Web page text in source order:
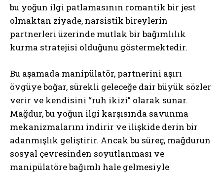
bu yoğun ilgi patlamasının romantik bir jest
olmaktan ziyade, narsistik bireylerin
partnerleri üzerinde mutlak bir bağımlılık
kurma stratejisi olduğunu göstermektedir.
Bu aşamada manipülatör, partnerini aşırı
övgüye boğar, sürekli geleceğe dair büyük sözler
verir ve kendisini “ruh ikizi” olarak sunar.
Mağdur, bu yoğun ilgi karşısında savunma
mekanizmalarını indirir ve ilişkide derin bir
adanmışlık geliştirir. Ancak bu süreç, mağdurun
sosyal çevresinden soyutlanması ve
manipülatöre bağımlı hale gelmesiyle